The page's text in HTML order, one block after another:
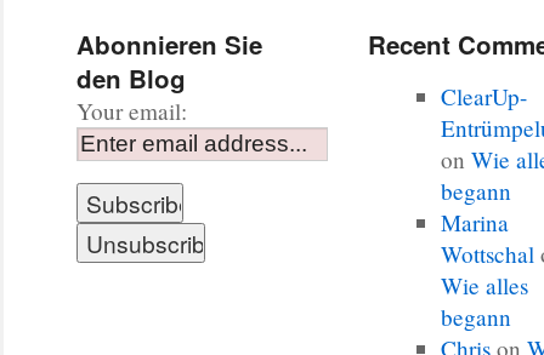
Abonnieren Sie
den Blog
Your email:
Recent
ClearUp-
onWie
begann
Marina
Wottschal
Wie alles
begann
Chris on